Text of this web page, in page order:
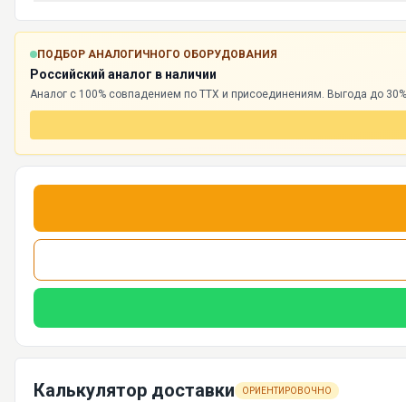
ПОДБОР АНАЛОГИЧНОГО ОБОРУДОВАНИЯ
Российский аналог в наличии
Аналог с 100% совпадением по ТТХ и присоединениям. Выгода до
Калькулятор доставки ОРИЕНТИРОВОЧНО